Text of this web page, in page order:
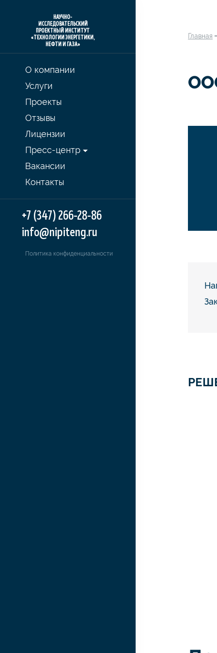
НАУЧНО-
ИССЛЕДОВАТЕЛЬСКИЙ
ПРОЕКТНЫЙ ИНСТИТУТ
«ТЕХНОЛОГИИ ЭНЕРГЕТИКИ,
НЕФТИ И ГАЗА»
О компании
Услуги
Проекты
Отзывы
Лицензии
Пресс-центр
Вакансии
Контакты
+7 (347) 266-28-86
info@nipiteng.ru
Политика конфиденциальности
Главная